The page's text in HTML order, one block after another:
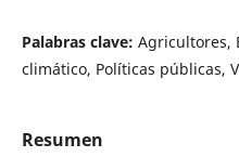
Palabras clave: Agricultores,
climático, Políticas públicas,
Resumen